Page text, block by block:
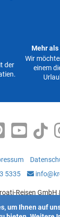
der
Mehr als
Wir
einem
5335
Reisen GmbH
um Ihnen auf